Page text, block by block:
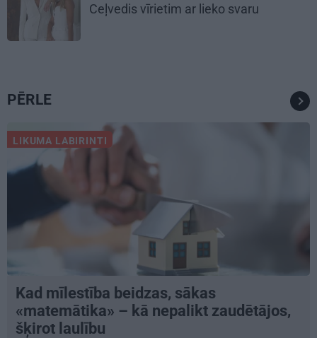
Ceļvedis vīrietim ar lieko svaru
PĒRLE
LIKUMA LABIRINTI
Kad mīlestība beidzas, sākas
«matemātika» – kā nepalikt zaudētājos,
šķirot laulību